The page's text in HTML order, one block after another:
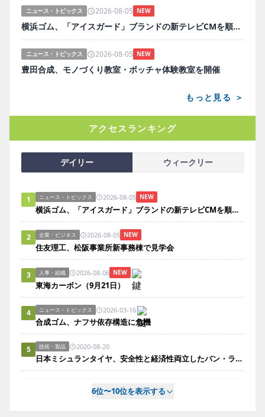
ニュース・トピックス 2026-08-05 NEW
横浜ゴム、「アイスガード」ブランドの新テレビCMを順次放映
ニュース・トピックス 2026-08-05 NEW
豊田合成、モノづくり教室・ボッチャ体験教室を開催
もっと見る ＞
アクセスランキング
デイリー ウィークリー
1 ニュース・トピックス 2026-08-05 NEW
横浜ゴム、「アイスガード」ブランドの新テレビCMを順次放映
2 企業・ビジネス 2026-08-05 NEW
住友理工、松阪事業所新事務棟で見学会
3 人事・組織 2026-08-06 NEW
東海カーボン（9月21日）
4 ニュース・トピックス 2026-03-16
合成ゴム、ナフサ依存構造に危機
5 技術・製品 2020-08-20
日本ミシュランタイヤ、安全性と経済性両立したバン・ライトトラック用タイヤ発売
6位〜10位を表示する